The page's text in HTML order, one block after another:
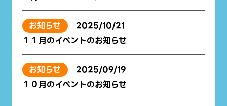
お知らせ
2025/10/21
１１月のイベントのお知らせ
お知らせ
2025/09/19
１０月のイベントのお知らせ